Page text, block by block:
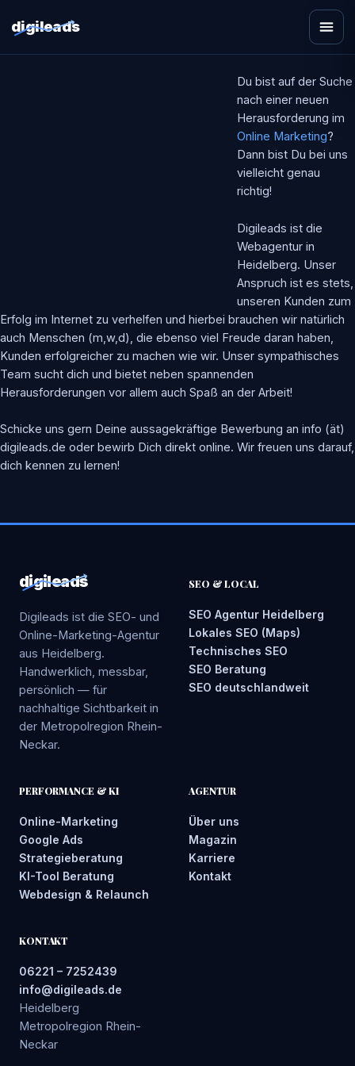
digileads
Du bist auf der Suche
nach einer neuen
Herausforderung im
Online Marketing?
Dann bist Du bei uns
vielleicht genau
richtig!
Digileads ist die
Webagentur in
Heidelberg. Unser
Anspruch ist es stets,
unseren Kunden zum
Erfolg im Internet zu verhelfen und hierbei brauchen wir natürlich
auch Menschen (m,w,d), die ebenso viel Freude daran haben,
Kunden erfolgreicher zu machen wie wir. Unser sympathisches
Team sucht dich und bietet neben spannenden
Herausforderungen vor allem auch Spaß an der Arbeit!
Schicke uns gern Deine aussagekräftige Bewerbung an info (ät)
digileads.de oder bewirb Dich direkt online. Wir freuen uns darauf,
dich kennen zu lernen!
digileads
Digileads ist die SEO- und
Online-Marketing-Agentur
aus Heidelberg.
Handwerklich, messbar,
persönlich — für
nachhaltige Sichtbarkeit in
der Metropolregion Rhein-
Neckar.
SEO & LOCAL
SEO Agentur Heidelberg
Lokales SEO (Maps)
Technisches SEO
SEO Beratung
SEO deutschlandweit
PERFORMANCE & KI
Online-Marketing
Google Ads
Strategieberatung
KI-Tool Beratung
Webdesign & Relaunch
AGENTUR
Über uns
Magazin
Karriere
Kontakt
KONTAKT
06221 – 7252439
info@digileads.de
Heidelberg
Metropolregion Rhein-
Neckar